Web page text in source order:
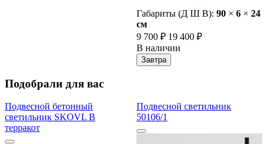
Габариты (Д Ш В): 90 × 6 × 24
cм
9 700 ₽ 19 400 ₽
В наличии
Завтра
Подобрали для вас
Подвесной бетонный
светильник SKOVL B
терракот
Подвесной светильник
50106/1